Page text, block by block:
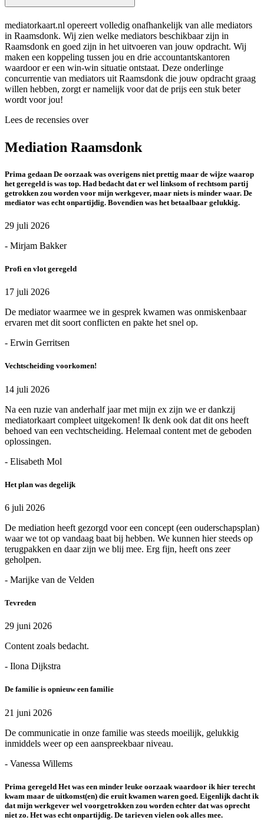
mediatorkaart.nl opereert volledig onafhankelijk van alle mediators
in Raamsdonk. Wij zien welke mediators beschikbaar zijn in
Raamsdonk en goed zijn in het uitvoeren van jouw opdracht. Wij
maken een koppeling tussen jou en drie accountantskantoren
waardoor er een win-win situatie ontstaat. Deze onderlinge
concurrentie van mediators uit Raamsdonk die jouw opdracht graag
willen hebben, zorgt er namelijk voor dat de prijs een stuk beter
wordt voor jou!
Lees de recensies over
Mediation Raamsdonk
Prima gedaan De oorzaak was overigens niet prettig maar de wijze waarop
het geregeld is was top. Had bedacht dat er wel linksom of rechtsom partij
getrokken zou worden voor mijn werkgever, maar niets is minder waar. De
mediator was echt onpartijdig. Bovendien was het betaalbaar gelukkig.
29 juli 2026
- Mirjam Bakker
Profi en vlot geregeld
17 juli 2026
De mediator waarmee we in gesprek kwamen was onmiskenbaar
ervaren met dit soort conflicten en pakte het snel op.
- Erwin Gerritsen
Vechtscheiding voorkomen!
14 juli 2026
Na een ruzie van anderhalf jaar met mijn ex zijn we er dankzij
mediatorkaart compleet uitgekomen! Ik denk ook dat dit ons heeft
behoed van een vechtscheiding. Helemaal content met de geboden
oplossingen.
- Elisabeth Mol
Het plan was degelijk
6 juli 2026
De mediation heeft gezorgd voor een concept (een ouderschapsplan)
waar we tot op vandaag baat bij hebben. We kunnen hier steeds op
terugpakken en daar zijn we blij mee. Erg fijn, heeft ons zeer
geholpen.
- Marijke van de Velden
Tevreden
29 juni 2026
Content zoals bedacht.
- Ilona Dijkstra
De familie is opnieuw een familie
21 juni 2026
De communicatie in onze familie was steeds moeilijk, gelukkig
inmiddels weer op een aanspreekbaar niveau.
- Vanessa Willems
Prima geregeld Het was een minder leuke oorzaak waardoor ik hier terecht
kwam maar de uitkomst(en) die eruit kwamen waren goed. Eigenlijk dacht ik
dat mijn werkgever wel voorgetrokken zou worden echter dat was oprecht
niet zo. Het was echt onpartijdig. De tarieven vielen ook alles mee.